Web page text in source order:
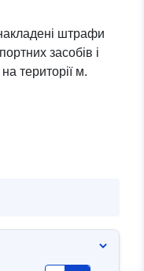
штрафи
засобів і
території м.